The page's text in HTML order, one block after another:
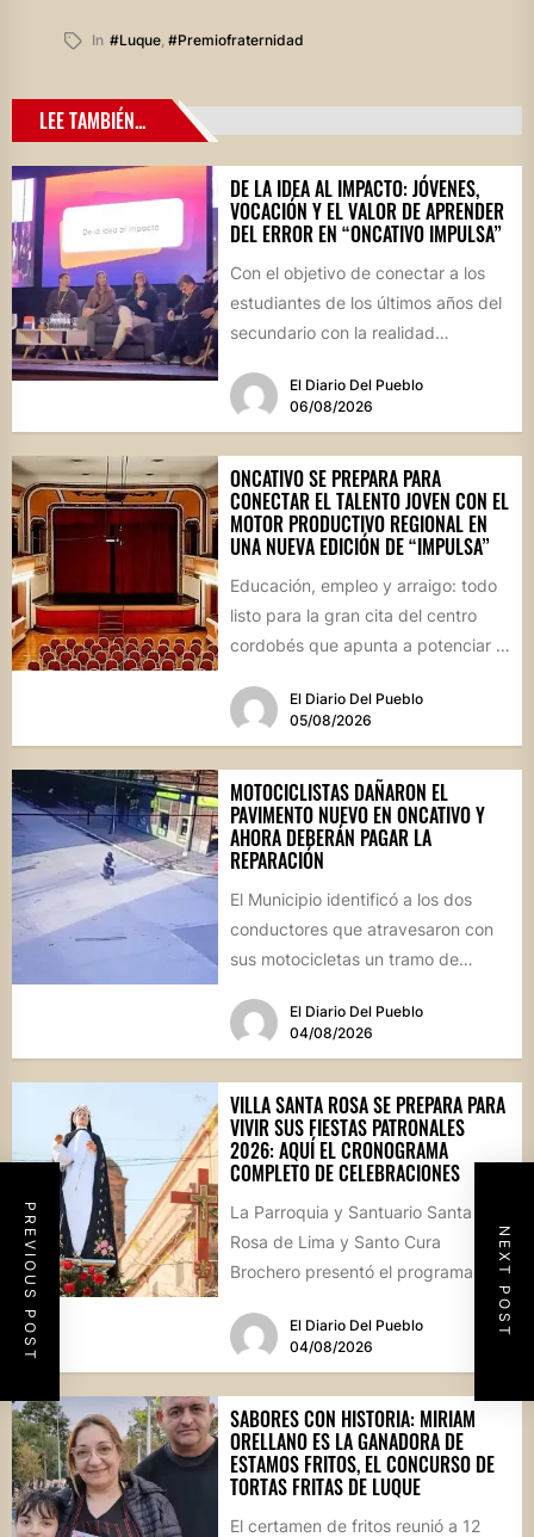
In #luque, #premiofraternidad
PREVIOUS POST NEXT POST
LEE TAMBIÉN...
DE LA IDEA AL IMPACTO: JÓVENES,
VOCACIÓN Y EL VALOR DE APRENDER
DEL ERROR EN “ONCATIVO IMPULSA”
Con el objetivo de conectar a los
estudiantes de los últimos años del
secundario con la realidad
El Diario Del Pueblo
06/08/2026
ONCATIVO SE PREPARA PARA
CONECTAR EL TALENTO JOVEN CON EL
MOTOR PRODUCTIVO REGIONAL EN
UNA NUEVA EDICIÓN DE “IMPULSA”
Educación, empleo y arraigo: todo
listo para la gran cita del centro
cordobés que apunta a potenciar el
El Diario Del Pueblo
05/08/2026
MOTOCICLISTAS DAÑARON EL
PAVIMENTO NUEVO EN ONCATIVO Y
AHORA DEBERÁN PAGAR LA
REPARACIÓN
El Municipio identificó a los dos
conductores que atravesaron con
sus motocicletas un tramo de
calle...
El Diario Del Pueblo
04/08/2026
VILLA SANTA ROSA SE PREPARA PARA
VIVIR SUS FIESTAS PATRONALES
2026: AQUÍ EL CRONOGRAMA
COMPLETO DE CELEBRACIONES
La Parroquia y Santuario Santa
Rosa de Lima y Santo Cura
Brochero presentó el programa
El Diario Del Pueblo
04/08/2026
SABORES CON HISTORIA: MIRIAM
ORELLANO ES LA GANADORA DE
ESTAMOS FRITOS, EL CONCURSO DE
TORTAS FRITAS DE LUQUE
El certamen de fritos reunió a 12